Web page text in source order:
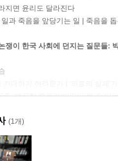
지면 윤리도 달라진다
과 죽음을 앞당기는 일 | 죽음을
쟁이 한국 사회에 던지는 질문들:
종, 깨끗한 죽음의 대안이 될 수 있
은 안전하게 이용될 것인가
가려진 삶의 다층적인 맥락들 |
(1개)